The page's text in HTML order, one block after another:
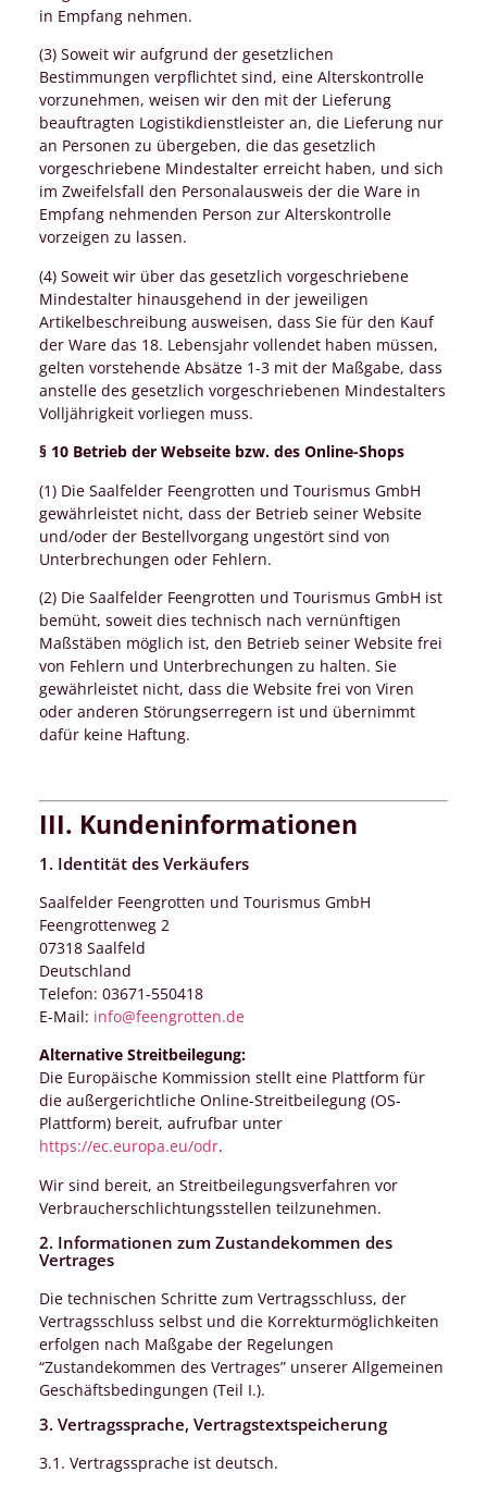
in Empfang nehmen.
(3) Soweit wir aufgrund der gesetzlichen
Bestimmungen verpflichtet sind, eine Alterskontrolle
vorzunehmen, weisen wir den mit der Lieferung
beauftragten Logistikdienstleister an, die Lieferung nur
an Personen zu übergeben, die das gesetzlich
vorgeschriebene Mindestalter erreicht haben, und sich
im Zweifelsfall den Personalausweis der die Ware in
Empfang nehmenden Person zur Alterskontrolle
vorzeigen zu lassen.
(4) Soweit wir über das gesetzlich vorgeschriebene
Mindestalter hinausgehend in der jeweiligen
Artikelbeschreibung ausweisen, dass Sie für den Kauf
der Ware das 18. Lebensjahr vollendet haben müssen,
gelten vorstehende Absätze 1-3 mit der Maßgabe, dass
anstelle des gesetzlich vorgeschriebenen Mindestalters
Volljährigkeit vorliegen muss.
§ 10 Betrieb der Webseite bzw. des Online-Shops
(1) Die Saalfelder Feengrotten und Tourismus GmbH
gewährleistet nicht, dass der Betrieb seiner Website
und/oder der Bestellvorgang ungestört sind von
Unterbrechungen oder Fehlern.
(2) Die Saalfelder Feengrotten und Tourismus GmbH ist
bemüht, soweit dies technisch nach vernünftigen
Maßstäben möglich ist, den Betrieb seiner Website frei
von Fehlern und Unterbrechungen zu halten. Sie
gewährleistet nicht, dass die Website frei von Viren
oder anderen Störungserregern ist und übernimmt
dafür keine Haftung.
III. Kundeninformationen
1. Identität des Verkäufers
Saalfelder Feengrotten und Tourismus GmbH
Feengrottenweg 2
07318 Saalfeld
Deutschland
Telefon: 03671-550418
E-Mail: info@feengrotten.de
Alternative Streitbeilegung:
Die Europäische Kommission stellt eine Plattform für
die außergerichtliche Online-Streitbeilegung (OS-
Plattform) bereit, aufrufbar unter
https://ec.europa.eu/odr.
Wir sind bereit, an Streitbeilegungsverfahren vor
Verbraucherschlichtungsstellen teilzunehmen.
2. Informationen zum Zustandekommen des
Vertrages
Die technischen Schritte zum Vertragsschluss, der
Vertragsschluss selbst und die Korrekturmöglichkeiten
erfolgen nach Maßgabe der Regelungen
“Zustandekommen des Vertrages” unserer Allgemeinen
Geschäftsbedingungen (Teil I.).
3. Vertragssprache, Vertragstextspeicherung
3.1. Vertragssprache ist deutsch.